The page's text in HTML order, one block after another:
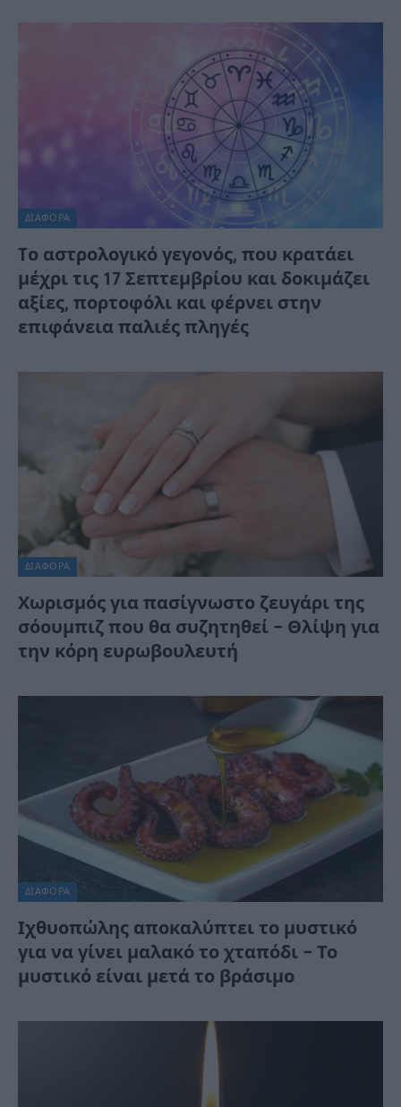
ΔΙΆΦΟΡΑ
Tο αστρολογικό γεγονός, που κρατάει
μέχρι τις 17 Σεπτεμβρίου και δοκιμάζει
αξίες, πορτοφόλι και φέρνει στην
επιφάνεια παλιές πληγές
ΔΙΆΦΟΡΑ
Χωρισμός για πασίγνωστο ζευγάρι της
σόουμπιζ που θα συζητηθεί – Θλίψη για
την κόρη ευρωβουλευτή
ΔΙΆΦΟΡΑ
Ιχθυοπώλης αποκαλύπτει το μυστικό
για να γίνει μαλακό το χταπόδι – Το
μυστικό είναι μετά το βράσιμο